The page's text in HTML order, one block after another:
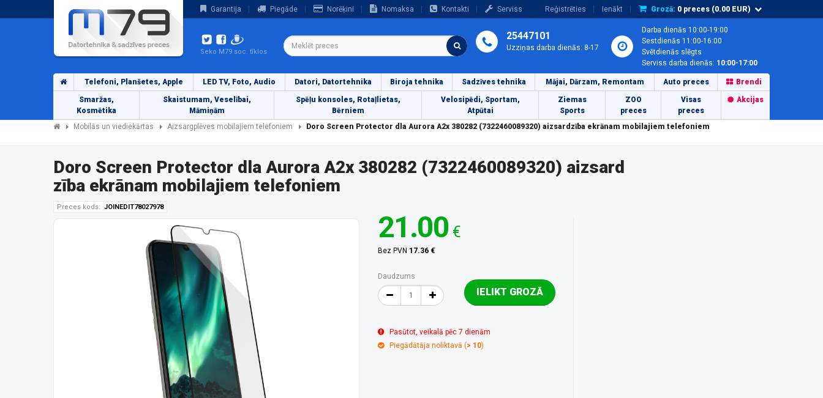
Garantija Piegāde Norēķini Nomaksa Kontakti Serviss Reģistrēties Ienākt Grozā: 0 preces (0.00 EUR)
Seko M79 soc. tīklos
25447101
Uzziņas darba dienās: 8-17
Darba dienās 10:00-19:00
Sestdienās 11:00-16:00
Svētdienās slēgts
Serviss darba dienās: 10:00-17:00
Telefoni, Planšetes, Apple LED TV, Foto, Audio Datori, Datortehnika Biroja tehnika Sadzīves tehnika Mājai, Dārzam, Remontam Auto preces Brendi
Smaržas,
Kosmētika
Skaistumam, Veselībai,
Māmiņām
Spēļu konsoles, Rotaļlietas,
Bērniem
Velosipēdi, Sportam,
Atpūtai
Ziemas
Sports
ZOO
preces
Visas
preces
Akcijas
Mobilās un viediekārtas Aizsargplēves mobilajiem telefoniem Doro Screen Protector dla Aurora A2x 380282 (7322460089320) aizsardzība ekrānam mobilajiem telefoniem
Doro Screen Protector dla Aurora A2x 380282 (7322460089320) aizsard
zība ekrānam mobilajiem telefoniem
Preces kods: JOINEDIT78027978
21.00 €
Bez PVN 17.36 €
Daudzums
IELIKT GROZĀ
Pasūtot, veikalā pēc 7 dienām
Piegādātāja noliktavā (> 10)